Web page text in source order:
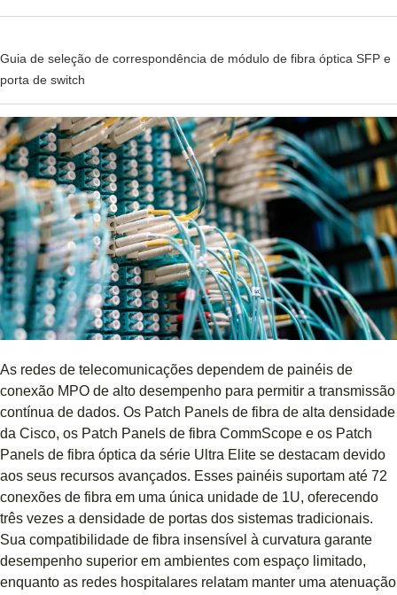
Guia de seleção de correspondência de módulo de fibra óptica SFP e
porta de switch
As redes de telecomunicações dependem de painéis de
conexão MPO de alto desempenho para permitir a transmissão
contínua de dados. Os Patch Panels de fibra de alta densidade
da Cisco, os Patch Panels de fibra CommScope e os Patch
Panels de fibra óptica da série Ultra Elite se destacam devido
aos seus recursos avançados. Esses painéis suportam até 72
conexões de fibra em uma única unidade de 1U, oferecendo
três vezes a densidade de portas dos sistemas tradicionais.
Sua compatibilidade de fibra insensível à curvatura garante
desempenho superior em ambientes com espaço limitado,
enquanto as redes hospitalares relatam manter uma atenuação